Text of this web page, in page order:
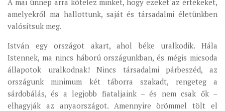
amelyekről ma hallottunk, saját és társadalmi életünkben
valósítsuk meg.
István egy országot akart, ahol béke uralkodik. Hála
Istennek, ma nincs háború országunkban, és mégis micsoda
állapotok uralkodnak! Nincs társadalmi párbeszéd, az
országunk minimum két táborra szakadt, rengeteg a
sárdobálás, és a legjobb fiataljaink – és nem csak ők –
elhagyják az anyaországot. Amennyire örömmel tölt el